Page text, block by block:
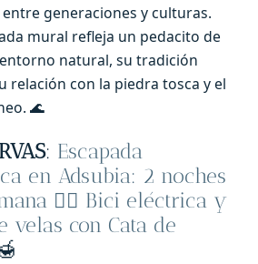
generaciones y culturas.
mural refleja un pedacito de
natural, su tradición
relación con la piedra tosca y el
🌊
: Escapada
en Adsubia: 2 noches
🚴‍♀️ Bici eléctrica y
velas con Cata de